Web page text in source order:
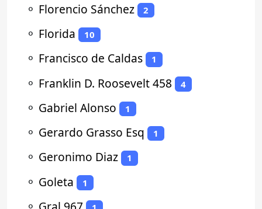
⚬ Florencio Sánchez 2
⚬ Florida 10
⚬ Francisco de Caldas 1
⚬ Franklin D. Roosevelt 458 4
⚬ Gabriel Alonso 1
⚬ Gerardo Grasso Esq 1
⚬ Geronimo Diaz 1
⚬ Goleta 1